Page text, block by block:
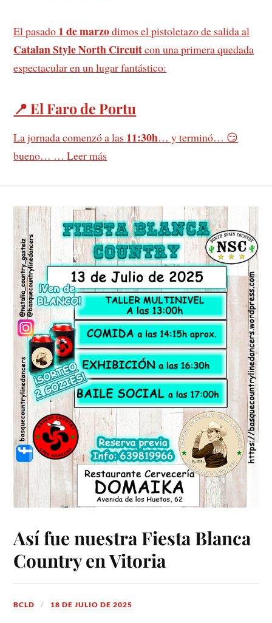
El pasado 1 de marzodimos el pistoletazo de salida al
Catalan Style North Circuitcon una primera quedada
espectacular en un lugar fantástico:
📍 El Faro de Portu
La jornada comenzó a las 11:30h… y terminó… 😏
bueno… …Leer más
Así fue nuestra Fiesta Blanca
Country en Vitoria
BCLD 18 DE JULIO DE 2025